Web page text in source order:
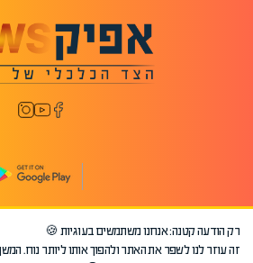
©2026 כל הזכויות שמורות לאפיק.
רק הודעה קטנה: אנחנו משתמשים בעוגיות 🍪
זה עוזר לנו לשפר את האתר ולהפוך אותו ליותר נוח.